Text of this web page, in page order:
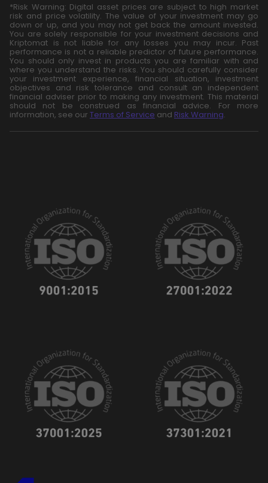
*Risk Warning: Digital asset prices are subject to high market
risk and price volatility. The value of your investment may go
down or up, and you may not get back the amount invested.
You are solely responsible for your investment decisions and
Kriptomat is not liable for any losses you may incur. Past
performance is not a reliable predictor of future performance.
You should only invest in products you are familiar with and
where you understand the risks. You should carefully consider
your investment experience, financial situation, investment
objectives and risk tolerance and consult an independent
financial adviser prior to making any investment. This material
should not be construed as financial advice. For more
information, see our Terms of Service and Risk Warning.